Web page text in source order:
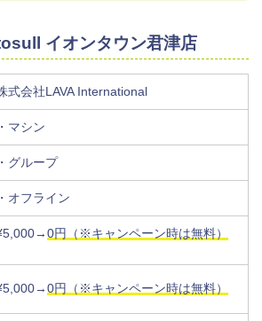
イオンタウン君津店
式会社LAVA International
・マシン
・グループ
・オフライン
0円（※キャンペーン時は無料）
0円（※キャンペーン時は無料）